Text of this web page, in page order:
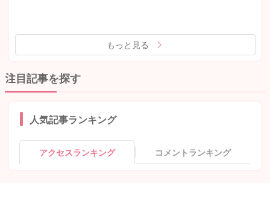
もっと見る
注目記事を探す
人気記事ランキング
アクセスランキング コメントランキング